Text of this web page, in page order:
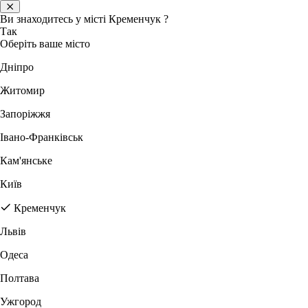
Ви знаходитесь у місті Кременчук ?
Так
Оберіть ваше місто
Дніпро
Житомир
Запоріжжя
Івано-Франківськ
Кам'янське
Київ
Кременчук
Львів
Одеса
Полтава
Ужгород